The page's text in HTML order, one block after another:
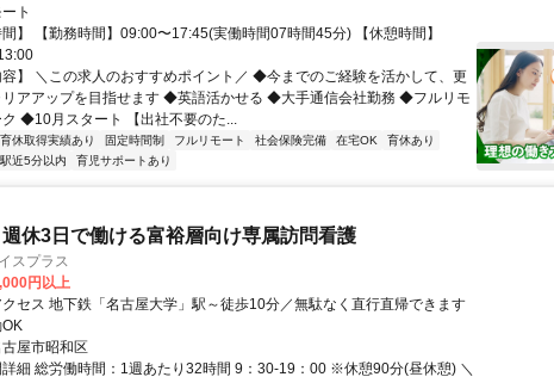
ト
間】 【勤務時間】09:00〜17:45(実働時間07時間45分) 【休憩時間】
容】 ＼この求人のおすすめポイント／ ◆今までのご経験を活かして、更
リアアップを目指せます ◆英語活かせる ◆大手通信会社勤務 ◆フルリモ
ク ◆10月スタート 【出社不要のた...
休取得実績あり 固定時間制 フルリモート 社会保険完備 在宅OK
育休あり
駅近5分以内 育児サポートあり
休3日で働ける富裕層向け専属訪問看護
スプラス
円以上
セス 地下鉄「名古屋大学」駅～徒歩10分／無駄なく直行直帰できます
OK
屋市昭和区
細 総労働時間：1週あたり32時間 9：30-19：00 ※休憩90分(昼休憩) ＼